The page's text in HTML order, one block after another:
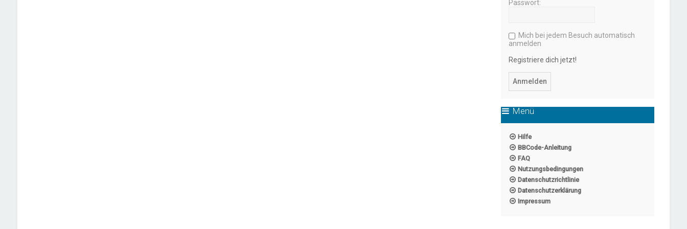
Passwort:
Mich bei jedem Besuch automatisch
anmelden
Registriere dich jetzt!
Menü
Hilfe
BBCode-Anleitung
FAQ
Nutzungsbedingungen
Datenschutzrichtlinie
Datenschutzerklärung
Impressum